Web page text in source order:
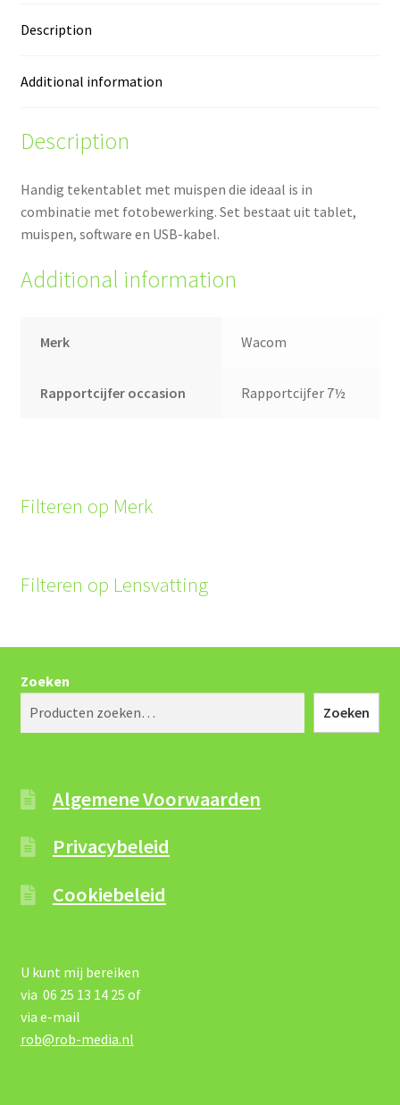
Description
Additional information
Description
Handig tekentablet met muispen die ideaal is in
combinatie met fotobewerking. Set bestaat uit tablet,
muispen, software en USB-kabel.
Additional information
Merk Wacom
Rapportcijfer occasion Rapportcijfer 7½
Filteren op Merk
Filteren op Lensvatting
Zoeken
Zoeken
Algemene Voorwaarden
Privacybeleid
Cookiebeleid
U kunt mij bereiken
via 06 25 13 14 25 of
via e-mail
rob@rob-media.nl